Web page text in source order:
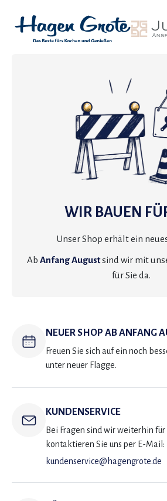
WIR BAUEN
Unser Shop erhält ein
Ab Anfang Augustsind wir mit
für Sie da.
NEUER SHOP AB ANFANG
Freuen Sie sich auf ein noch
unter neuer Flagge.
KUNDENSERVICE
Bei Fragen sind wir weiterhin für
kontaktieren Sie uns per E-Mail:
kundenservice@hagengrote.de